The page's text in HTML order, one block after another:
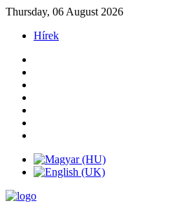
Thursday, 06 August 2026
Hírek